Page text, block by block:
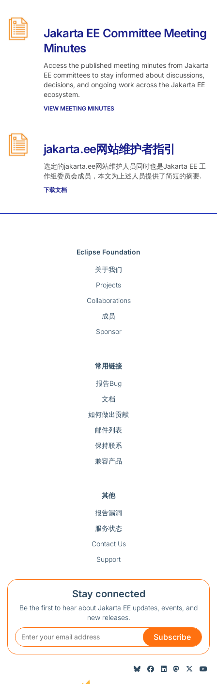
Jakarta EE Committee Meeting
Minutes
Access the published meeting minutes from Jakarta
EE committees to stay informed about discussions,
decisions, and ongoing work across the Jakarta EE
ecosystem.
VIEW MEETING MINUTES
jakarta.ee网站维护者指引
选定的jakarta.ee网站维护人员同时也是Jakarta EE 工
作组委员会成员，本文为上述人员提供了简短的摘要.
下载文档
Eclipse Foundation
关于我们
Projects
Collaborations
成员
Sponsor
常用链接
报告Bug
文档
如何做出贡献
邮件列表
保持联系
兼容产品
其他
报告漏洞
服务状态
Contact Us
Support
Stay connected
Be the first to hear about Jakarta EE updates, events, and
new releases.
Subscribe